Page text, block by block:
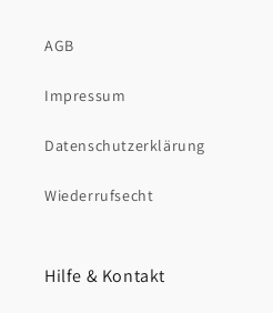
AGB
Impressum
Datenschutzerklärung
Wiederrufsecht
Hilfe & Kontakt